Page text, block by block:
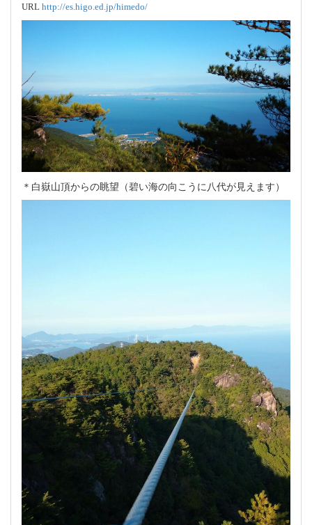
URL http://es.higo.ed.jp/himedo/
＊白嶽山頂からの眺望（碧い海の向こうに八代が見えます）